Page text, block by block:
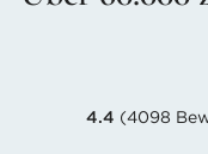
4.4 (4098